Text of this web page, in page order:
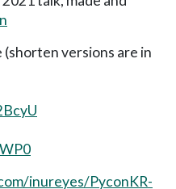
(shorten versions are in
inureyes/PyconKR-